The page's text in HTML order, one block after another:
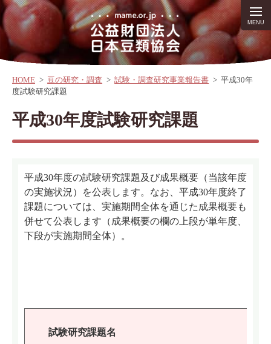
HOME > 豆の研究・調査 > 試験・調査研究事業報告書 > 平成30年
度試験研究課題
平成30年度試験研究課題
平成30年度の試験研究課題及び成果概要（当該年度
の実施状況）を公表します。なお、平成30年度終了
課題については、実施期間全体を通じた成果概要も
併せて公表します（成果概要の欄の上段が単年度、
下段が実施期間全体）。
試験研究課題名